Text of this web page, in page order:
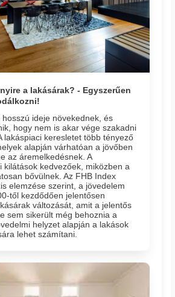
a lakásárak? - Egyszerűen
ideje növekednek, és
hogy nem is akar vége szakadni
lakáspiaci keresletet több tényező
alapján várhatóan a jövőben
az áremelkedésnek. A
kilátások kedvezőek, miközben a
bővülnek. Az FHB Index
elemzése szerint, a jövedelem
től kezdődően jelentősen
változását, amit a jelentős
sem sikerült még behoznia a
helyzet alapján a lakások
lehet számítani.